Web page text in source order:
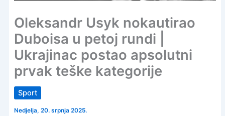
Oleksandr Usyk nokautirao
Duboisa u petoj rundi |
Ukrajinac postao apsolutni
prvak teške kategorije
Sport
Nedjelja, 20. srpnja 2025.